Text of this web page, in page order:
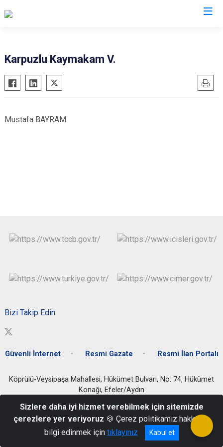
Karpuzlu Kaymakam V.
Mustafa BAYRAM
Bizi Takip Edin
Güvenli İnternet Resmi Gazate Resmi İlan Portalı
Köprülü-Veysipaşa Mahallesi, Hükümet Bulvarı, No: 74, Hükümet
Konağı, Efeler/Aydın
0 256 212 24 16 / 0 256 212 42 59 / 0256 214 55 88 / 0256 213 44
11
Sizlere daha iyi hizmet verebilmek için sitemizde
çerezlere yer veriyoruz 🍪 Çerez politikamız hakkında
bilgi edinmek için tıklayınız Kabul et